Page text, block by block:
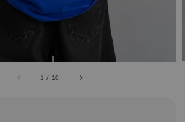
1 / 10